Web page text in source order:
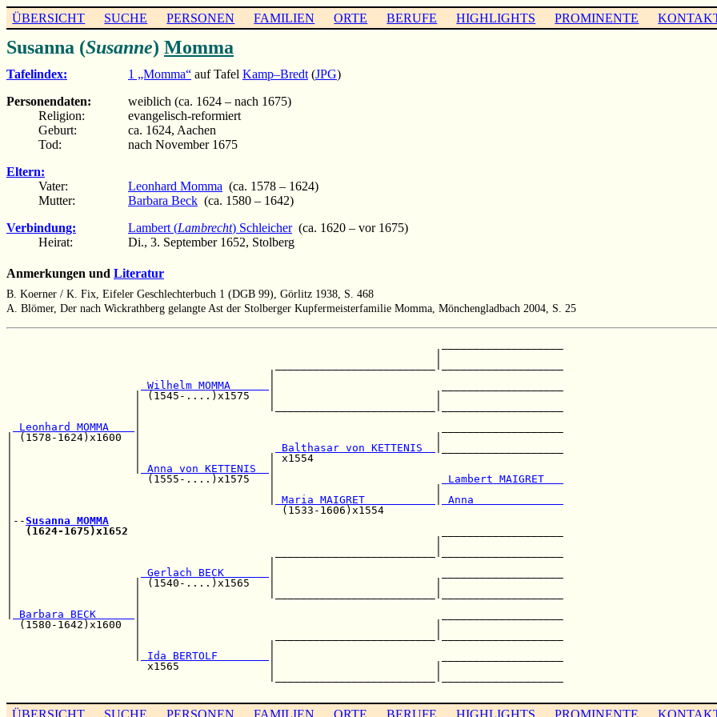
ÜBERSICHT SUCHE PERSONEN FAMILIEN ORTE BERUFE HIGHLIGHTS PROMINENTE
Susanna (Susanne) Momma
Tafelindex: 1 „Momma“ auf Tafel Kamp–Bredt (JPG)
Personendaten:
weiblich (ca. 1624 – nach 1675)
Religion:
evangelisch-reformiert
Geburt:
ca. 1624, Aachen
Tod:
nach November 1675
Eltern:
Vater:
Leonhard Momma (ca. 1578 – 1624)
Mutter:
Barbara Beck (ca. 1580 – 1642)
Verbindung:
Lambert (Lambrecht) Schleicher(ca. 1620 – vor 1675)
Heirat:
Di., 3. September 1652, Stolberg
Anmerkungen und Literatur
B. Koerner / K. Fix, Eifeler Geschlechterbuch 1 (DGB 99), Görlitz 1938, S. 468
A. Blömer, Der nach Wickrathberg gelangte Ast der Stolberger Kupfermeisterfamilie Momma, Mönchengladbach 2004, S. 25
Wilhelm MOMMA
                    | (1545-....)x1575   |                         |
Leonhard MOMMA
| (1578-1624)x1600  |                                              |
Balthasar von KETTENIS
|                   |                    | x1554
Anna von KETTENIS
|                     (1555-....)x1575   |
Lambert MAIGRET
Maria MAIGRET
Anna
|                                          (1533-1606)x1554
|--Susanna MOMMA
(1624-1675)x1652
Gerlach BECK
|                   | (1540-....)x1565   |                         |
Barbara BECK
  (1580-1642)x1600  |                                              |
Ida BERTOLF
                      x1565              |                         |
ÜBERSICHT SUCHE PERSONEN FAMILIEN ORTE BERUFE HIGHLIGHTS PROMINENTE